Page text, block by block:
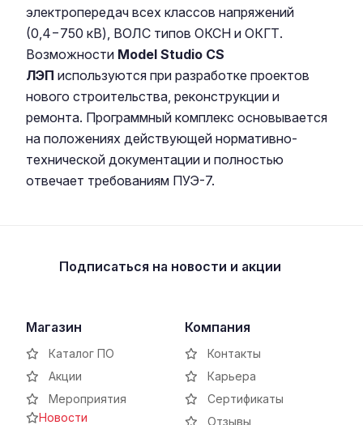
электропередач всех классов напряжений
(0,4−750 кВ), ВОЛС типов ОКСН и ОКГТ.
Возможности Model Studio CS
ЛЭП используются при разработке проектов
нового строительства, реконструкции и
ремонта. Программный комплекс основывается
на положениях действующей нормативно-
технической документации и полностью
отвечает требованиям ПУЭ-7.
Подписаться на новости и акции
Магазин
Каталог ПО
Акции
Мероприятия
Новости
Компания
Контакты
Карьера
Сертификаты
Отзывы